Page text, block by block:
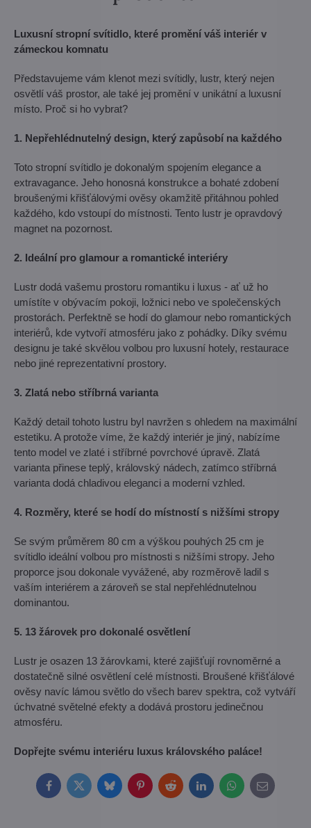
Luxusní stropní svítidlo, které promění váš interiér v
zámeckou komnatu
Představujeme vám klenot mezi svítidly, lustr, který nejen
osvětlí váš prostor, ale také jej promění v unikátní a luxusní
místo. Proč si ho vybrat?
1. Nepřehlédnutelný design, který zapůsobí na každého
Toto stropní svítidlo je dokonalým spojením elegance a
extravagance. Jeho honosná konstrukce a bohaté zdobení
broušenými křišťálovými ověsy okamžitě přitáhnou pohled
každého, kdo vstoupí do místnosti. Tento lustr je opravdový
magnet na pozornost.
2. Ideální pro glamour a romantické interiéry
Lustr dodá vašemu prostoru romantiku i luxus - ať už ho
umístíte v obývacím pokoji, ložnici nebo ve společenských
prostorách. Perfektně se hodí do glamour nebo romantických
interiérů, kde vytvoří atmosféru jako z pohádky. Díky svému
designu je také skvělou volbou pro luxusní hotely, restaurace
nebo jiné reprezentativní prostory.
3. Zlatá nebo stříbrná varianta
Každý detail tohoto lustru byl navržen s ohledem na maximální
estetiku. A protože víme, že každý interiér je jiný, nabízíme
tento model ve zlaté i stříbrné povrchové úpravě. Zlatá
varianta přinese teplý, královský nádech, zatímco stříbrná
varianta dodá chladivou eleganci a moderní vzhled.
4. Rozměry, které se hodí do místností s nižšími stropy
Se svým průměrem 80 cm a výškou pouhých 25 cm je
svítidlo ideální volbou pro místnosti s nižšími stropy. Jeho
proporce jsou dokonale vyvážené, aby rozměrově ladil s
vaším interiérem a zároveň se stal nepřehlédnutelnou
dominantou.
5. 13 žárovek pro dokonalé osvětlení
Lustr je osazen 13 žárovkami, které zajišťují rovnoměrné a
dostatečně silné osvětlení celé místnosti. Broušené křišťálové
ověsy navíc lámou světlo do všech barev spektra, což vytváří
úchvatné světelné efekty a dodává prostoru jedinečnou
atmosféru.
Dopřejte svému interiéru luxus královského paláce!
FacebookTwitterBlueskyPinterestRedditLinkedInWhatsApp
E-
mail